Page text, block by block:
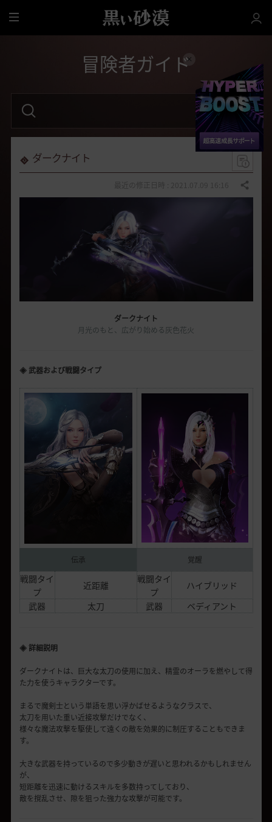
全
冒険者ガイド
句
を
ダークナイト
共有する
ダークナイト
月光のもと、広がり始める灰色花火
◈ 武器および戦闘タイプ
伝承 覚醒
戦闘タイ
プ
近距離
戦闘タイ
プ
ハイブリッド
武器
太刀 武器 ベディアント
◈ 詳細説明
ダークナイトは、巨大な太刀の使用に加え、精霊のオーラを燃やして得
た力を使うキャラクターです。
まるで魔剣士という単語を思い浮かばせるようなクラスで、
太刀を用いた重い近接攻撃だけでなく、
様々な魔法攻撃を駆使して遠くの敵を効果的に制圧することもできま
す。
大きな武器を持っているので多少動きが遅いと思われるかもしれません
が、
短距離を迅速に動けるスキルを多数持ってしており、
敵を撹乱させ、隙を狙った強力な攻撃が可能です。